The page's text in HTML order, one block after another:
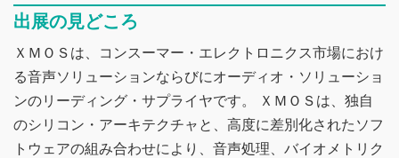
出展の見どころ
ＸＭＯＳは、コンスーマー・エレクトロニクス市場におけ
る音声ソリューションならびにオーディオ・ソリューショ
ンのリーディング・サプライヤです。 ＸＭＯＳは、独自
のシリコン・アーキテクチャと、高度に差別化されたソフ
トウェアの組み合わせにより、音声処理、バイオメトリク